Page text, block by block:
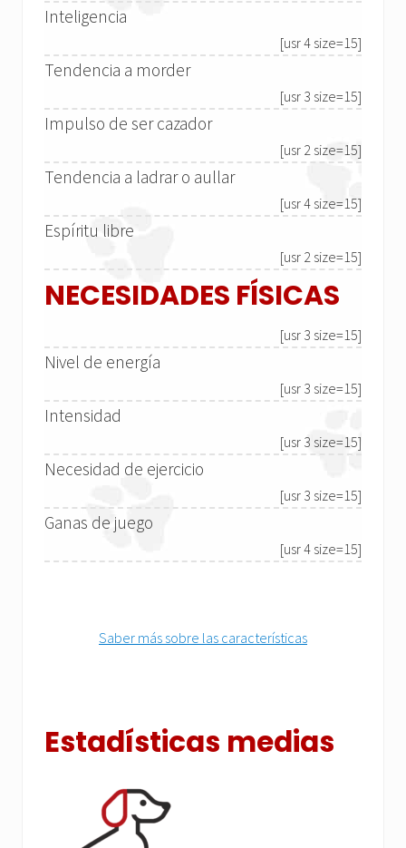
Inteligencia
[usr 4 size=15]
Tendencia a morder
[usr 3 size=15]
Impulso de ser cazador
[usr 2 size=15]
Tendencia a ladrar o aullar
[usr 4 size=15]
Espíritu libre
[usr 2 size=15]
NECESIDADES FÍSICAS
[usr 3 size=15]
Nivel de energía
[usr 3 size=15]
Intensidad
[usr 3 size=15]
Necesidad de ejercicio
[usr 3 size=15]
Ganas de juego
[usr 4 size=15]
Saber más sobre las características
Estadísticas medias